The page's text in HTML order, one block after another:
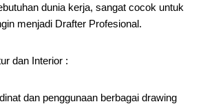
dunia kerja, sangat cocok untuk
menjadi Drafter Profesional.
dan Interior :
dan penggunaan berbagai drawing